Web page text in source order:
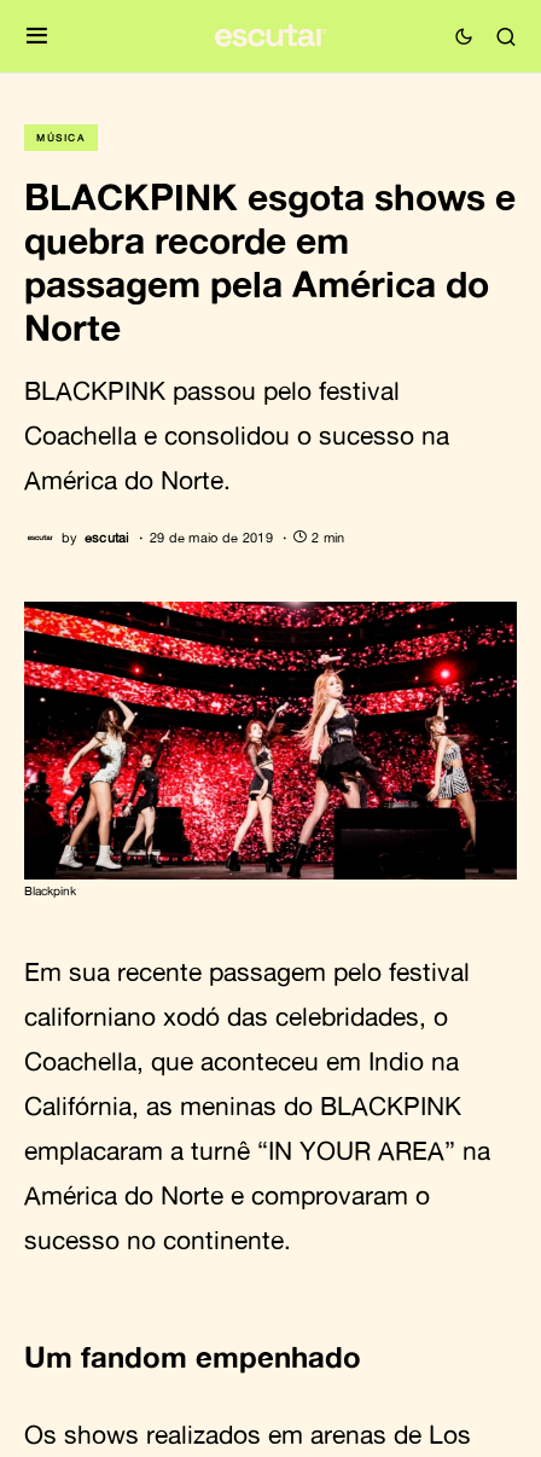
MÚSICA
BLACKPINK esgota shows e
quebra recorde em
passagem pela América do
Norte
BLACKPINK passou pelo festival
Coachella e consolidou o sucesso na
América do Norte.
by escutai 29 de maio de 2019 2 min
Blackpink
Em sua recente passagem pelo festival
californiano xodó das celebridades, o
Coachella, que aconteceu em Indio na
Califórnia, as meninas do BLACKPINK
emplacaram a turnê “IN YOUR AREA” na
América do Norte e comprovaram o
sucesso no continente.
Um fandom empenhado
Os shows realizados em arenas de Los